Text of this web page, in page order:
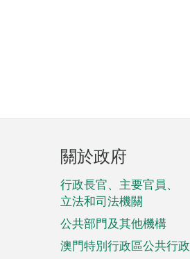
頁
腳
菜
單
關於政府
行政長官、主要官員、
立法和司法機關
公共部門及其他機構
澳門特別行政區公共行政